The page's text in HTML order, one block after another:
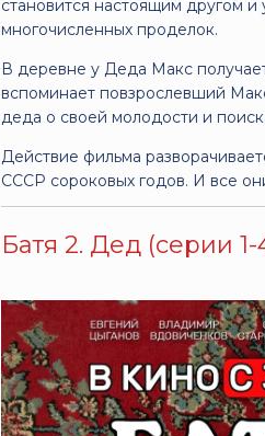
становится настоящим другом
многочисленных проделок.
В деревне у Деда Макс
вспоминает повзрослевший
деда о своей молодости и
Действие фильма
СССР сороковых годов. И все
Батя 2. Дед (серии